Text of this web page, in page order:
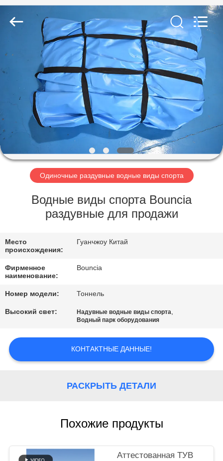
ДОМ
ПРОДУКТЫ
ВИДЕО
О
НАС
ПУТЕШЕСТВИЕ
ФАБРИКИ
ПРОВЕРКА
КАЧЕСТВА
СВЯЖИТЕСЬ
МЫ
СПРОСИТЕ
ЦИТАТУ
POLICY
Bouncia
Inflatables
Factory.
Одиночные раздувные водные виды спорта
Водные виды спорта Bouncia
раздувные для продажи
Место
происхождения:
Гуанчжоу Китай
Фирменное
наименование:
Bouncia
Номер модели: Тоннель
Высокий свет: Надувные водные виды спорта,
Водный парк оборудования
КОНТАКТНЫЕ ДАННЫЕ!
РАСКРЫТЬ ДЕТАЛИ
Похожие продукты
Аттестованная ТУВ